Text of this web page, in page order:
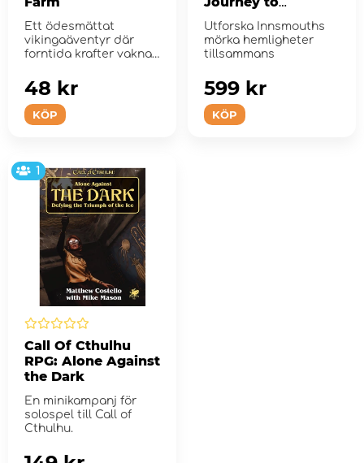
Ett ödesmättat
vikingaäventyr där
forntida krafter vaknar
KÖP
48 kr
Utforska Innsmouths
mörka hemligheter
tillsammans
KÖP
599 kr
1
Call Of Cthulhu
RPG: Alone Against
the Dark
En minikampanj för
solospel till Call of
Cthulhu.